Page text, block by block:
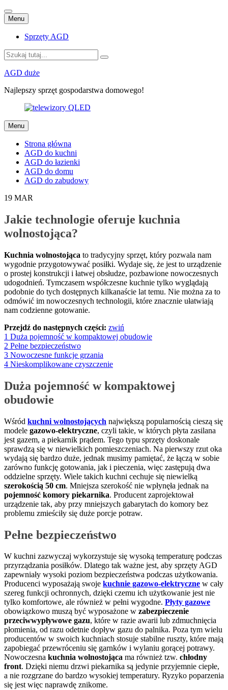
Menu Przejdź
do
treści
Sprzęty AGD
Szukaj:
AGD duże
Najlepszy sprzęt gospodarstwa domowego!
Menu Przejdź
do
treści
Strona główna
AGD do kuchni
AGD do łazienki
AGD do domu
AGD do zabudowy
19 MAR
Jakie technologie oferuje kuchnia
wolnostojąca?
Kuchnia wolnostojąca to tradycyjny sprzęt, który pozwala nam
wygodnie przygotowywać posiłki. Wydaje się, że jest to urządzenie
o prostej konstrukcji i łatwej obsłudze, pozbawione nowoczesnych
udogodnień. Tymczasem współczesne kuchnie tylko wyglądają
podobnie do tych dostępnych kilkanaście lat temu. Nie można za to
odmówić im nowoczesnych technologii, które znacznie ułatwiają
nam codzienne gotowanie.
Przejdź do następnych części: zwiń
1 Duża pojemność w kompaktowej obudowie
2 Pełne bezpieczeństwo
3 Nowoczesne funkcje grzania
4 Nieskomplikowane czyszczenie
Duża pojemność w kompaktowej
obudowie
Wśród kuchni wolnostojących największą popularnością cieszą się
modele gazowo-elektryczne, czyli takie, w których płyta zasilana
jest gazem, a piekarnik prądem. Tego typu sprzęty doskonale
sprawdzą się w niewielkich pomieszczeniach. Na pierwszy rzut oka
wydają się bardzo duże, jednak musimy pamiętać, że łączą w sobie
zarówno funkcję gotowania, jak i pieczenia, więc zastępują dwa
oddzielne sprzęty. Wiele takich kuchni cechuje się niewielką
szerokością 50 cm. Mniejsza szerokość nie wpłynęła jednak na
pojemność komory piekarnika. Producent zaprojektował
urządzenie tak, aby przy mniejszych gabarytach do komory bez
problemu zmieściły się duże porcje potraw.
Pełne bezpieczeństwo
W kuchni zazwyczaj wykorzystuje się wysoką temperaturę podczas
przyrządzania posiłków. Dlatego tak ważne jest, aby sprzęty AGD
zapewniały wysoki poziom bezpieczeństwa podczas użytkowania.
Producenci wyposażają swoje kuchnie gazowo-elektryczne w cały
szereg funkcji ochronnych, dzięki czemu ich użytkowanie jest nie
tylko komfortowe, ale również w pełni wygodne. Płyty gazowe
obowiązkowo muszą być wyposażone w zabezpieczenie
przeciwwypływowe gazu, które w razie awarii lub zdmuchnięcia
płomienia, od razu odetnie dopływ gazu do palnika. Poza tym wielu
producentów w swoich kuchniach stosuje stabilne ruszty, które mają
zapobiegać przewróceniu się garnków i wylaniu gorącej potrawy.
Nowoczesna kuchnia wolnostojąca ma również tzw. chłodny
front. Dzięki niemu drzwi piekarnika są jedynie przyjemnie ciepłe,
a nie rozgrzane do bardzo wysokiej temperatury. Ryzyko poparzenia
się jest więc naprawdę znikome.